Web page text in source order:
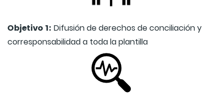
Objetivo 1: Difusión de derechos de conciliación y
corresponsabilidad a toda la plantilla